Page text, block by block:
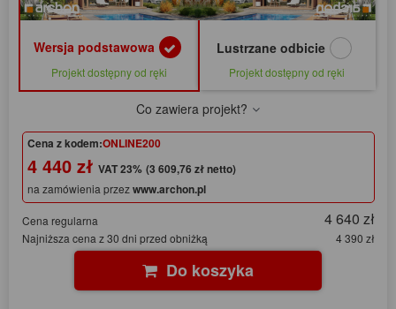
Wersja podstawowa
Projekt dostępny od ręki
Lustrzane odbicie
Projekt dostępny od ręki
Co zawiera projekt?
Cena z kodem:ONLINE200
4 440 zł (3 609,76 zł netto)
na zamówienia przezwww.archon.pl
Cena regularna 4 640 zł
Najniższa cena z 30 dni przed obniżką 4 390 zł
Do koszyka